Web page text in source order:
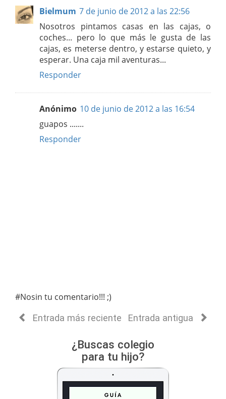
Bielmum 7 de junio de 2012 a las 22:56
Nosotros pintamos casas en las cajas, o
coches... pero lo que más le gusta de las
cajas, es meterse dentro, y estarse quieto, y
esperar. Una caja mil aventuras...
Responder
Anónimo 10 de junio de 2012 a las 16:54
guapos .......
Responder
#Nosin tu comentario!!! ;)
Entrada más reciente Entrada antigua
¿Buscas colegio
para tu hijo?